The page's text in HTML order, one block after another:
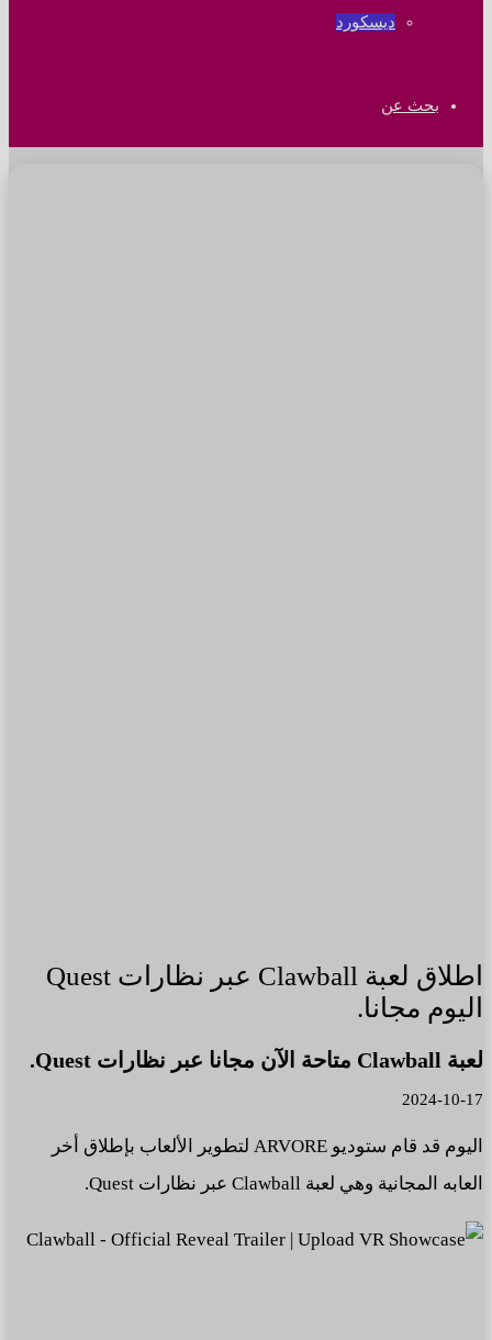
ديسكورد
بحث عن
اطلاق لعبة Clawball عبر نظارات Quest
اليوم مجانا.
لعبة Clawball متاحة الآن مجانا عبر نظارات Quest.
2024-10-17
اليوم قد قام ستوديو ARVORE لتطوير الألعاب بإطلاق أخر
العابه المجانية وهي لعبة Clawball عبر نظارات Quest.